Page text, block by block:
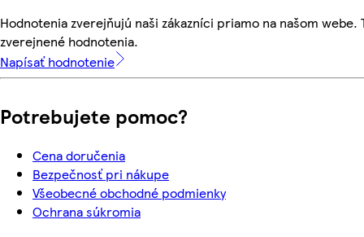
Hodnotenia zverejňujú naši zákazníci priamo na našom webe.
zverejnené hodnotenia.
Napísať hodnotenie
Potrebujete pomoc?
Cena doručenia
Bezpečnosť pri nákupe
Všeobecné obchodné podmienky
Ochrana súkromia